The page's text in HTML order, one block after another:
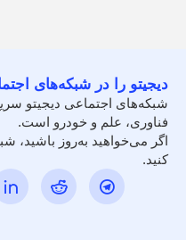
دیجیتو را در شبکه‌های
شبکه‌های اجتماعی دیجیتو
فناوری، علم و خودرو است.
اگر می‌خواهید به‌روز باشید،
کنید.